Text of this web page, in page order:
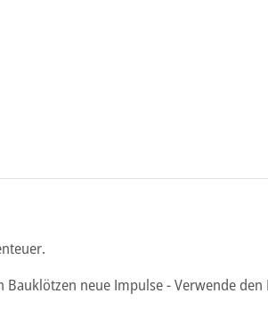
neue Impulse - Verwende